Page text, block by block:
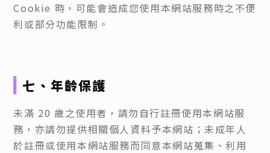
Cookie 時，可能會造成您使用本網站服務時之不便
利或部分功能限制。
七、年齡保護
未滿 20 歲之使用者，請勿自行註冊使用本網站服
務，亦請勿提供相關個人資料予本網站；未成年人
於註冊或使用本網站服務而同意本網站蒐集、利用